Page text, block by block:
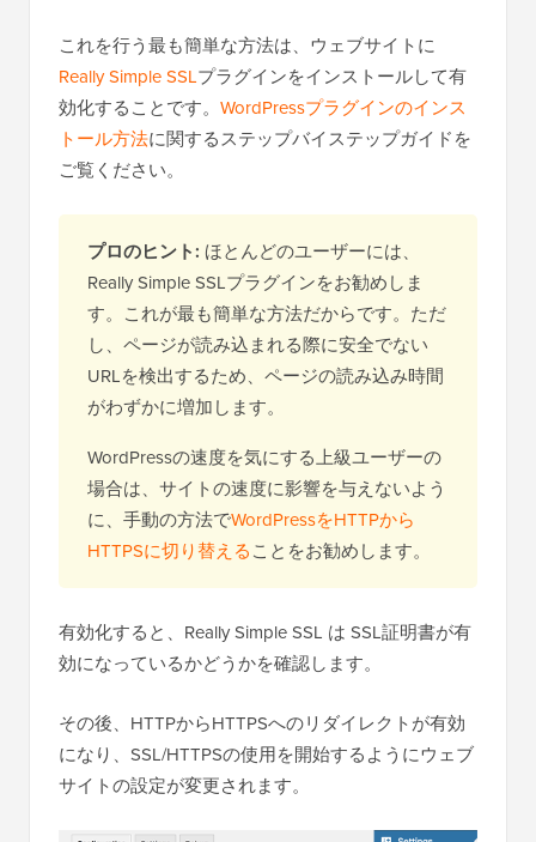
これを行う最も簡単な方法は、ウェブサイトに
Really Simple SSLプラグインをインストールして有
効化することです。 WordPressプラグインのインス
トール方法に関するステップバイステップガイドを
ご覧ください。
プロのヒント: ほとんどのユーザーには、
Really Simple SSLプラグインをお勧めしま
す。これが最も簡単な方法だからです。ただ
し、ページが読み込まれる際に安全でない
URLを検出するため、ページの読み込み時間
がわずかに増加します。
WordPressの速度を気にする上級ユーザーの
場合は、サイトの速度に影響を与えないよう
に、手動の方法でWordPressをHTTPから
HTTPSに切り替えることをお勧めします。
有効化すると、Really Simple SSL は SSL証明書が有
効になっているかどうかを確認します。
その後、HTTPからHTTPSへのリダイレクトが有効
になり、SSL/HTTPSの使用を開始するようにウェブ
サイトの設定が変更されます。